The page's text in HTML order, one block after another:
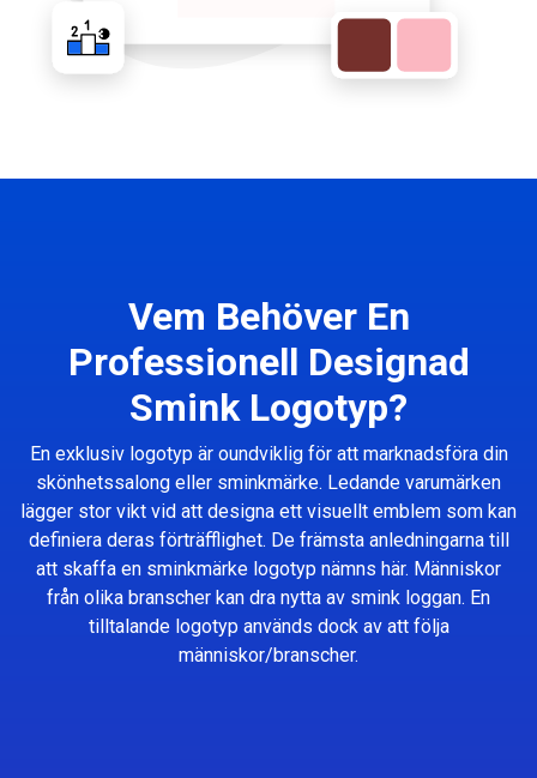
Vem Behöver En
Professionell Designad
Smink Logotyp?
En exklusiv logotyp är oundviklig för att marknadsföra din
skönhetssalong eller sminkmärke. Ledande varumärken
lägger stor vikt vid att designa ett visuellt emblem som kan
definiera deras förträfflighet. De främsta anledningarna till
att skaffa en sminkmärke logotyp nämns här. Människor
från olika branscher kan dra nytta av smink loggan. En
tilltalande logotyp används dock av att följa
människor/branscher.